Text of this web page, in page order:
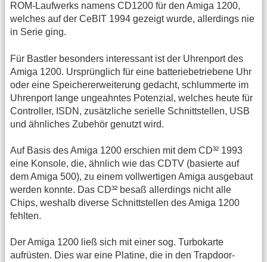
ROM-Laufwerks namens CD1200 für den Amiga 1200,
welches auf der CeBIT 1994 gezeigt wurde, allerdings nie
in Serie ging.
Für Bastler besonders interessant ist der Uhrenport des
Amiga 1200. Ursprünglich für eine batteriebetriebene Uhr
oder eine Speichererweiterung gedacht, schlummerte im
Uhrenport lange ungeahntes Potenzial, welches heute für
Controller, ISDN, zusätzliche serielle Schnittstellen, USB
und ähnliches Zubehör genutzt wird.
Auf Basis des Amiga 1200 erschien mit dem CD³² 1993
eine Konsole, die, ähnlich wie das CDTV (basierte auf
dem Amiga 500), zu einem vollwertigen Amiga ausgebaut
werden konnte. Das CD³² besaß allerdings nicht alle
Chips, weshalb diverse Schnittstellen des Amiga 1200
fehlten.
Der Amiga 1200 ließ sich mit einer sog. Turbokarte
aufrüsten. Dies war eine Platine, die in den Trapdoor-